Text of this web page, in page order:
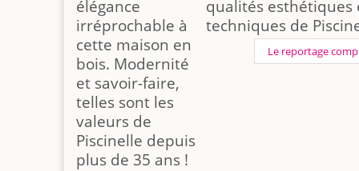
élégance
irréprochable à
cette maison en
bois. Modernité
et savoir-faire,
telles sont les
valeurs de
Piscinelle depuis
plus de 35 ans !
qualités esthétiques
techniques de
Le reportage